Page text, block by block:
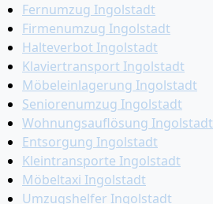
Fernumzug Ingolstadt
Firmenumzug Ingolstadt
Halteverbot Ingolstadt
Klaviertransport Ingolstadt
Möbeleinlagerung Ingolstadt
Seniorenumzug Ingolstadt
Wohnungsauflösung Ingolstadt
Entsorgung Ingolstadt
Kleintransporte Ingolstadt
Möbeltaxi Ingolstadt
Umzugshelfer Ingolstadt